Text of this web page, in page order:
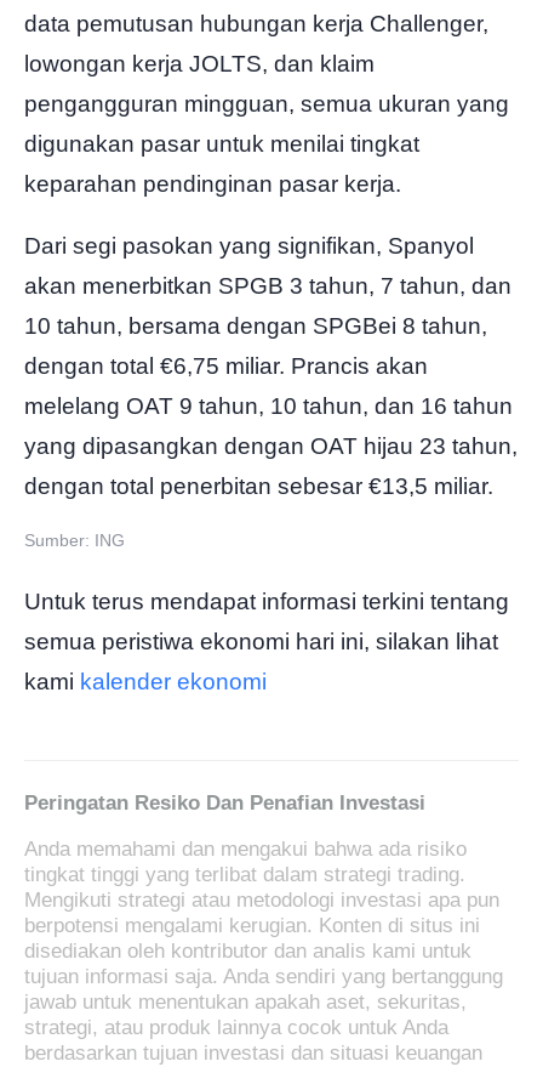
data pemutusan hubungan kerja Challenger,
lowongan kerja JOLTS, dan klaim
pengangguran mingguan, semua ukuran yang
digunakan pasar untuk menilai tingkat
keparahan pendinginan pasar kerja.
Dari segi pasokan yang signifikan, Spanyol
akan menerbitkan SPGB 3 tahun, 7 tahun, dan
10 tahun, bersama dengan SPGBei 8 tahun,
dengan total €6,75 miliar. Prancis akan
melelang OAT 9 tahun, 10 tahun, dan 16 tahun
yang dipasangkan dengan OAT hijau 23 tahun,
dengan total penerbitan sebesar €13,5 miliar.
Sumber: ING
Untuk terus mendapat informasi terkini tentang
semua peristiwa ekonomi hari ini, silakan lihat
kami kalender ekonomi
Peringatan Resiko Dan Penafian Investasi
Anda memahami dan mengakui bahwa ada risiko
tingkat tinggi yang terlibat dalam strategi trading.
Mengikuti strategi atau metodologi investasi apa pun
berpotensi mengalami kerugian. Konten di situs ini
disediakan oleh kontributor dan analis kami untuk
tujuan informasi saja. Anda sendiri yang bertanggung
jawab untuk menentukan apakah aset, sekuritas,
strategi, atau produk lainnya cocok untuk Anda
berdasarkan tujuan investasi dan situasi keuangan